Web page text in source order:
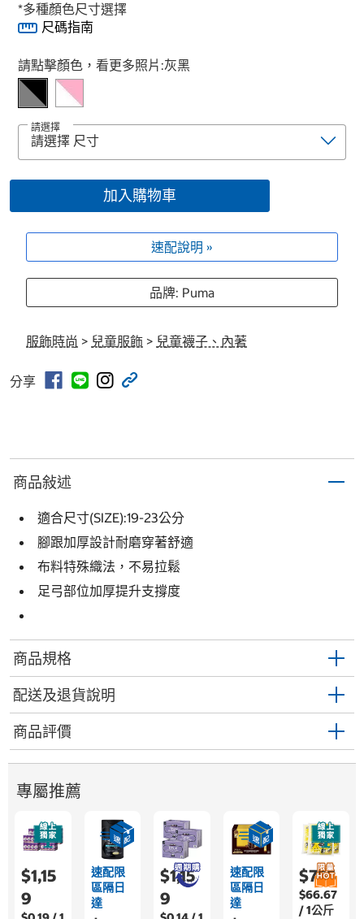
*多種顏色尺寸選擇
尺碼指南
Select product
請點擊顏色，看更多照片:灰黑
請選擇
加入購物車
速配說明 »
品牌: Puma
服飾時尚 > 兒童服飾 > 兒童襪子、內著
分享
商品敍述
適合尺寸(SIZE):19-23公分
腳跟加厚設計耐磨穿著舒適
布料特殊織法，不易拉鬆
足弓部位加厚提升支撐度
商品規格
配送及退貨說明
商品評價
專屬推薦
$1,15
9
速配限
區隔日
達
$1,15
9
速配限
區隔日
達
$755
$66.67
/ 1公斤